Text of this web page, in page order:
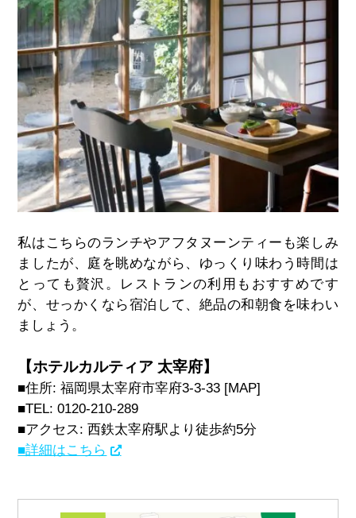
私はこちらのランチやアフタヌーンティーも楽しみ
ましたが、庭を眺めながら、ゆっくり味わう時間は
とっても贅沢。レストランの利用もおすすめです
が、せっかくなら宿泊して、絶品の和朝食を味わい
ましょう。
【ホテルカルティア 太宰府】
■住所: 福岡県太宰府市宰府3-3-33 [MAP]
■TEL: 0120-210-289
■アクセス: 西鉄太宰府駅より徒歩約5分
■詳細はこちら